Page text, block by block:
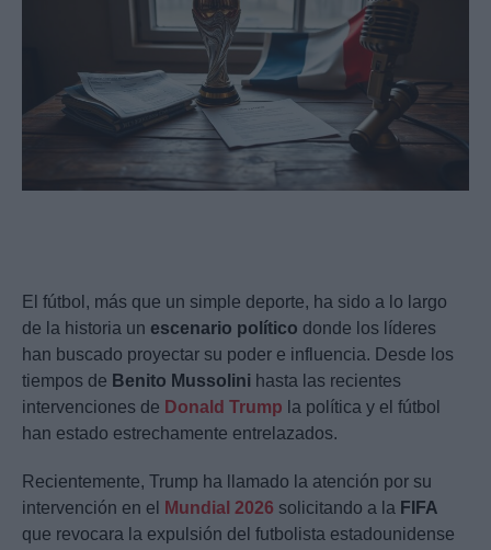
El fútbol, más que un simple deporte, ha sido a lo largo
de la historia un escenario político donde los líderes
han buscado proyectar su poder e influencia. Desde los
tiempos de Benito Mussolini hasta las recientes
intervenciones de Donald Trump la política y el fútbol
han estado estrechamente entrelazados.
Recientemente, Trump ha llamado la atención por su
intervención en el
Mundial 2026 solicitando a la FIFA
que revocara la expulsión del futbolista estadounidense